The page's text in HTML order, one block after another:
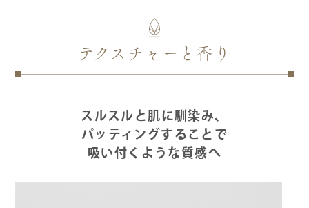
テクスチャーと香り
スルスルと肌に馴染み、
パッティングすることで
吸い付くような質感へ